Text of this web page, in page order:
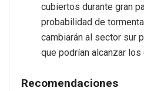
cubiertos durante gran
probabilidad de
cambiarán al sector sur
que podrían alcanzar los
Recomendaciones